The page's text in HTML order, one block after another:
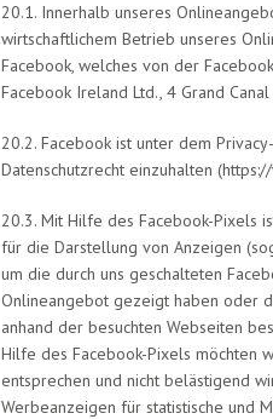
20.1. Innerhalb unseres
wirtschaftlichem Betrieb unseres
Facebook, welches von der
Facebook Ireland Ltd., 4 Grand
20.2. Facebook ist unter dem
Datenschutzrecht einzuhalten
20.3. Mit Hilfe des Facebook-Pixels
für die Darstellung von Anzeigen
um die durch uns geschalteten
Onlineangebot gezeigt haben oder
anhand der besuchten Webseiten
Hilfe des Facebook-Pixels möchten
entsprechen und nicht belästigend
Werbeanzeigen für statistische und